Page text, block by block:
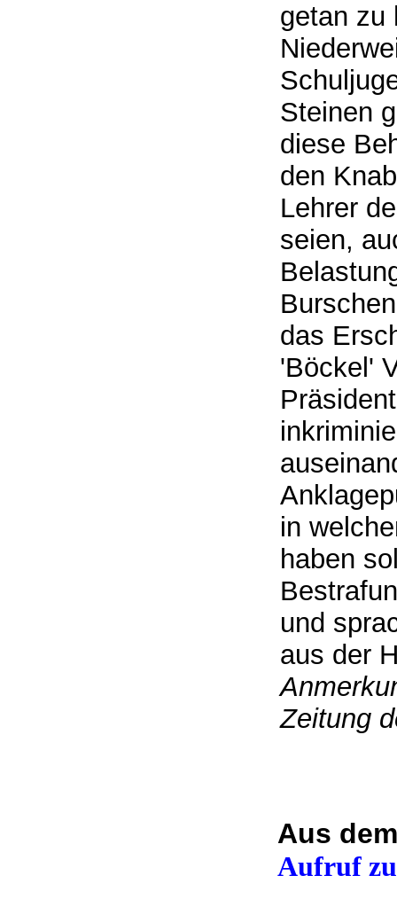
getan zu
Steinen
diese
den
Lehrer
seien,
das
'Böckel'
in
haben
und
aus der
Zeitung
Aus
Aufruf